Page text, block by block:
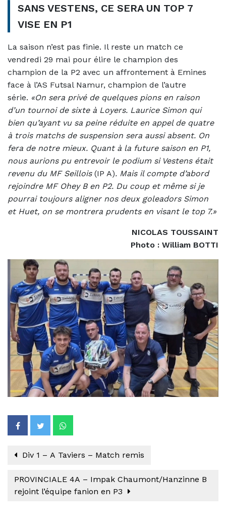
SANS VESTENS, CE SERA UN TOP 7
VISE EN P1
La saison n’est pas finie. Il reste un match ce
vendredi 29 mai pour élire le champion des
champion de la P2 avec un affrontement à Emines
face à l’AS Futsal Namur, champion de l’autre
série. «On sera privé de quelques pions en raison
d’un tournoi de sixte à Loyers. Laurice Simon qui
bien qu’ayant vu sa peine réduite en appel de quatre
à trois matchs de suspension sera aussi absent. On
fera de notre mieux. Quant à la future saison en P1,
nous aurions pu entrevoir le podium si Vestens était
revenu du MF Seillois (IP A). Mais il compte d’abord
rejoindre MF Ohey B en P2. Du coup et même si je
pourrai toujours aligner nos deux goleadors Simon
et Huet, on se montrera prudents en visant le top 7.»
NICOLAS TOUSSAINT
Photo : William BOTTI
Div 1 – A Taviers – Match remis
PROVINCIALE 4A – Impak Chaumont/Hanzinne B
rejoint l’équipe fanion en P3